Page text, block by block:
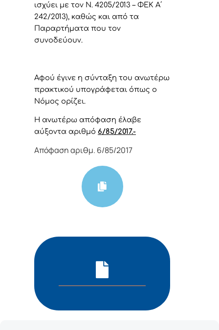
ισχύει με τον Ν. 4205/2013 – ΦΕΚ Α΄
242/2013), καθώς και από τα
Παραρτήματα που τον
συνοδεύουν.
Αφoύ έγιvε η σύvταξη τoυ αvωτέρω
πρακτικoύ υπoγράφεται όπως o
Νόμoς oρίζει.
Η αvωτέρω απόφαση έλαβε
αύξοντα αριθμό 6/85/2017.-
Απόφαση αριθμ. 6/85/2017